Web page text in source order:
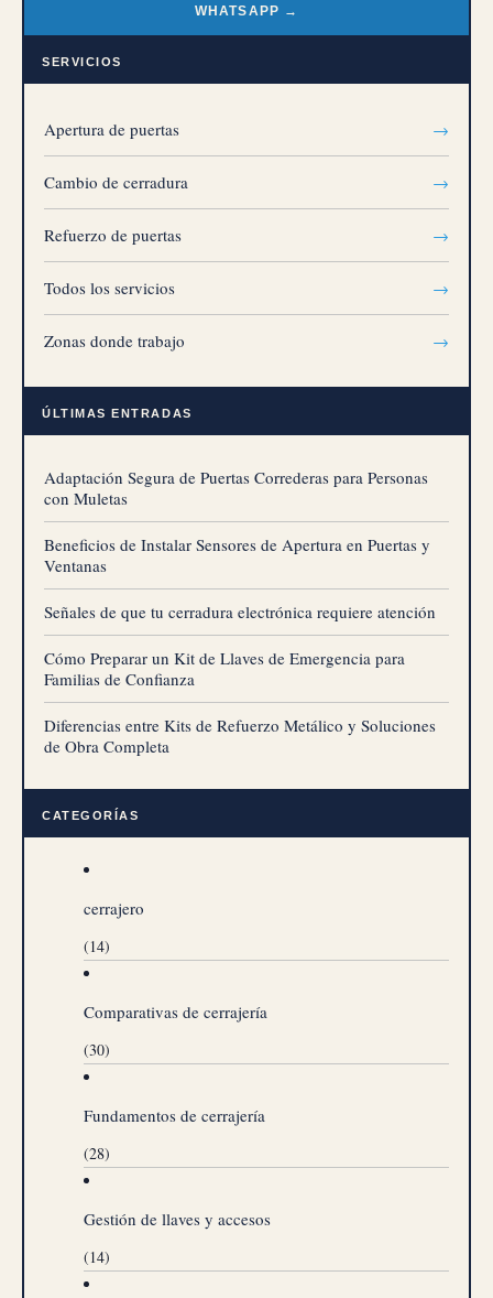
WHATSAPP →
SERVICIOS
Apertura de puertas →
Cambio de cerradura →
Refuerzo de puertas →
Todos los servicios →
Zonas donde trabajo →
ÚLTIMAS ENTRADAS
Adaptación Segura de Puertas Correderas para Personas
con Muletas
Beneficios de Instalar Sensores de Apertura en Puertas y
Ventanas
Señales de que tu cerradura electrónica requiere atención
Cómo Preparar un Kit de Llaves de Emergencia para
Familias de Confianza
Diferencias entre Kits de Refuerzo Metálico y Soluciones
de Obra Completa
CATEGORÍAS
cerrajero
(14)
Comparativas de cerrajería
(30)
Fundamentos de cerrajería
(28)
Gestión de llaves y accesos
(14)